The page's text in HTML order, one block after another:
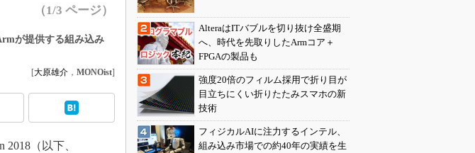
CAE
（1/3 ページ）
が提供する組み込み
[大原雄介 ， MONOist]
（以下、
AlteraはITバブルを切り抜け全盛期
へ、時代を先取りしたArmコア＋
FPGAの製品も
強度20倍のフィルム採用で折り目が
目立ちにくい折りたたみスマホの新
技術
フィジカルAIに注力するインテル、
組み込み市場での約40年の実績を生